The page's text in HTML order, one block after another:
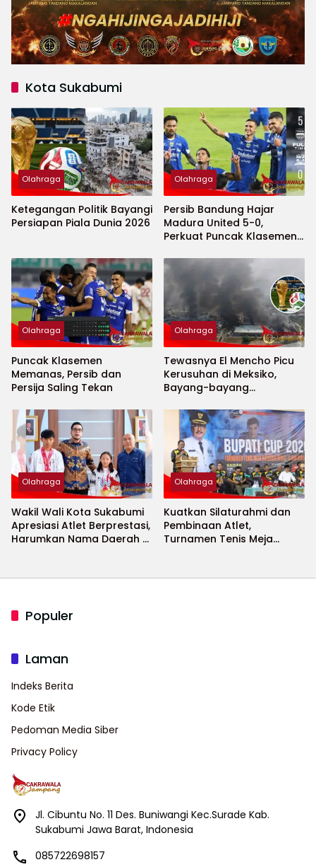
Kota Sukabumi
Olahraga
Ketegangan Politik Bayangi
Persiapan Piala Dunia 2026
Olahraga
Persib Bandung Hajar
Madura United 5-0,
Perkuat Puncak Klasemen
Olahraga
Puncak Klasemen
Memanas, Persib dan
Persija Saling Tekan
Olahraga
Tewasnya El Mencho Picu
Kerusuhan di Meksiko,
Bayang-bayang
2026 Menguat
Olahraga
Wakil Wali Kota Sukabumi
Apresiasi Atlet Berprestasi,
Harumkan Nama Daerah di
Olahraga
Kuatkan Silaturahmi dan
Pembinaan Atlet,
Turnamen Tenis Meja
Populer
Laman
Indeks Berita
Kode Etik
Pedoman Media Siber
Privacy Policy
Jl. Cibuntu No. 11 Des. Buniwangi Kec.Surade Kab.
Sukabumi Jawa Barat, Indonesia
085722698157